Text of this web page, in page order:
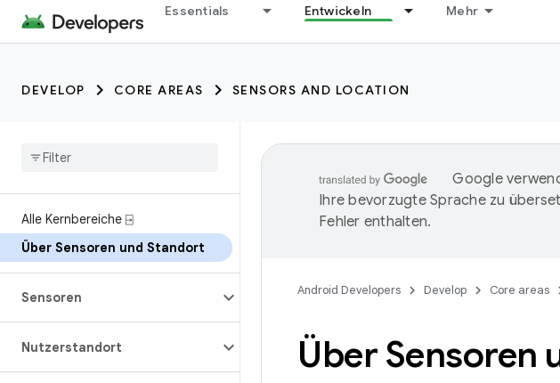
Essentials Entwickeln Mehr
DEVELOP CORE AREAS SENSORS AND LOCATION
Alle Kernbereiche ⍈
Über Sensoren und Standort
Sensoren
Nutzerstandort
Google
Ihre bevorzugte Sprache zu
Fehler enthalten.
Android Developers Develop Core areas
Über Sensoren